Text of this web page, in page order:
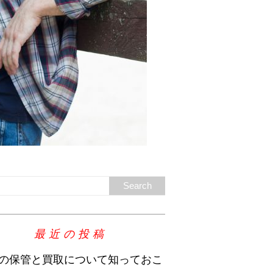
最近の投稿
保管と買取について知っておこ